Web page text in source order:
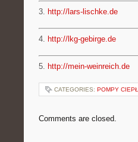
3. http://lars-lischke.de
4. http://lkg-gebirge.de
5. http://mein-weinreich.de
CATEGORIES: POMPY
Comments are closed.